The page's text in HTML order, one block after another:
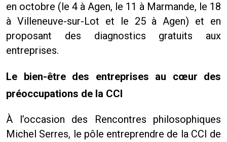
en octobre (le 4 à Agen, le 11 à Marmande, le 18
à Villeneuve-sur-Lot et le 25 à Agen) et en
proposant des diagnostics gratuits aux
entreprises.
Le bien-être des entreprises au cœur des
préoccupations de la CCI
À l’occasion des Rencontres philosophiques
Michel Serres, le pôle entreprendre de la CCI de